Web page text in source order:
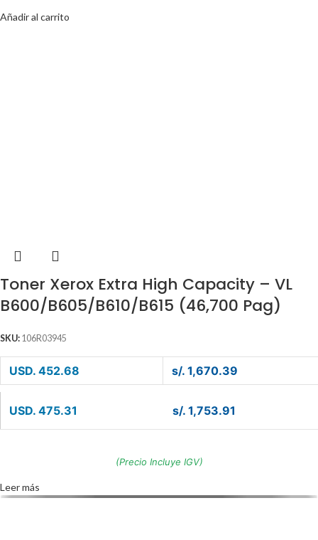
Añadir al carrito
Toner Xerox Extra High Capacity – VL
B600/B605/B610/B615 (46,700 Pag)
SKU: 106R03945
USD. 452.68 s/. 1,670.39
USD. 475.31 s/. 1,753.91
(Precio Incluye IGV)
Leer más